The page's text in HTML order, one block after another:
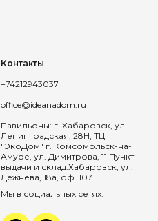
Контакты
+74212943037
office@ideanadom.ru
Павильоны: г. Хабаровск, ул.
Ленинградская, 28Н, ТЦ
"ЭкоДом" г. Комсомольск-на-
Амуре, ул. Димитрова, 11 Пункт
выдачи и склад:Хабаровск, ул.
Дежнева, 18а, оф. 107
Мы в социальных сетях: